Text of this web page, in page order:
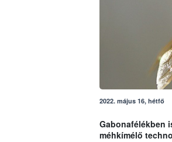
2022. május 16, hétfő
Gabonafélékben
méhkímélő